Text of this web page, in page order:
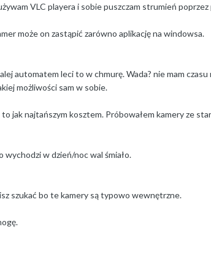
VLC playera i sobie puszczam strumień
może on zastąpić zarówno aplikację na windowsa.
automatem leci to w chmurę. Wada? nie mam
możliwości sam w sobie.
jak najtańszym kosztem. Próbowałem kamery ze
wychodzi w dzień/noc wal śmiało.
szukać bo te kamery są typowo wewnętrzne.